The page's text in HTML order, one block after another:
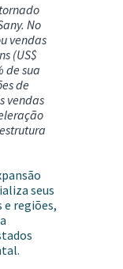
No
vendas
(US$
de sua
de
vendas
seus
e regiões,